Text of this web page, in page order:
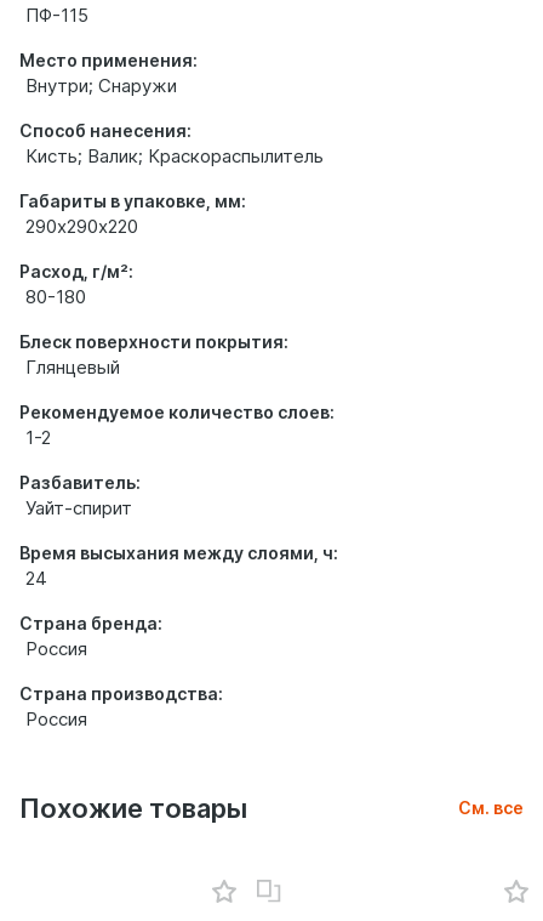
ПФ-115
Место применения:
Внутри; Снаружи
Способ нанесения:
Кисть; Валик; Краскораспылитель
Габариты в упаковке, мм:
290х290х220
Расход, г/м²:
80-180
Блеск поверхности покрытия:
Глянцевый
Рекомендуемое количество слоев:
1-2
Разбавитель:
Уайт-спирит
Время высыхания между слоями, ч:
24
Страна бренда:
Россия
Страна производства:
Россия
Похожие товары См. все